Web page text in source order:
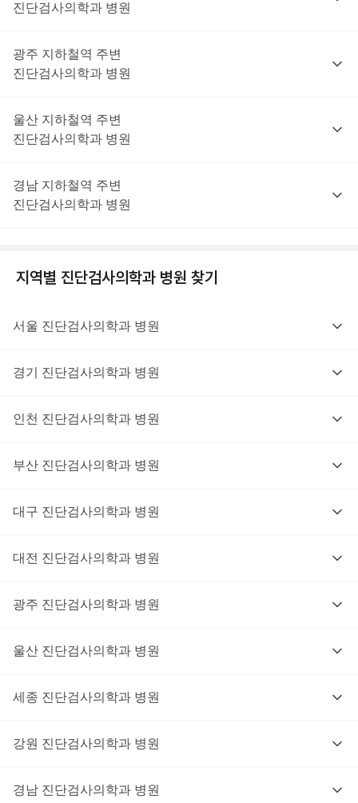
진단검사의학과 병원
광주 지하철역 주변
진단검사의학과 병원
울산 지하철역 주변
진단검사의학과 병원
경남 지하철역 주변
진단검사의학과 병원
지역별 진단검사의학과 병원 찾기
서울 진단검사의학과 병원
경기 진단검사의학과 병원
인천 진단검사의학과 병원
부산 진단검사의학과 병원
대구 진단검사의학과 병원
대전 진단검사의학과 병원
광주 진단검사의학과 병원
울산 진단검사의학과 병원
세종 진단검사의학과 병원
강원 진단검사의학과 병원
경남 진단검사의학과 병원